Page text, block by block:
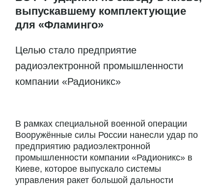
выпускавшему комплектующие
для «Фламинго»
Целью стало предприятие
радиоэлектронной промышленности
компании «Радионикс»
В рамках специальной военной операции
Вооружённые силы России нанесли удар по
предприятию радиоэлектронной
промышленности компании «Радионикс» в
Киеве, которое выпускало системы
управления ракет большой дальности